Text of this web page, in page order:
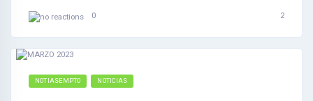
0 2
NOTIASEMPTO NOTICIAS